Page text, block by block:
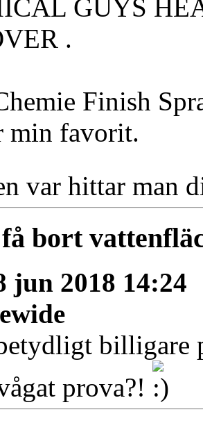
GUYS
.
Finish
min favorit.
var hittar man
bort
jun 2018 14:24
billigare
prova?!